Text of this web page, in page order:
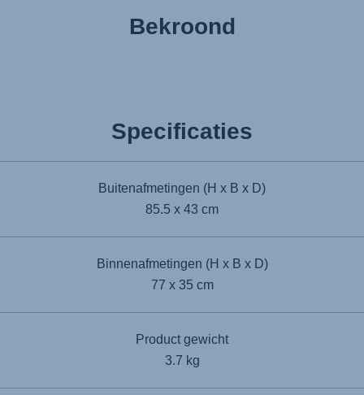
Bekroond
Specificaties
Buitenafmetingen (H x B x D)
85.5 x 43 cm
Binnenafmetingen (H x B x D)
77 x 35 cm
Product gewicht
3.7 kg